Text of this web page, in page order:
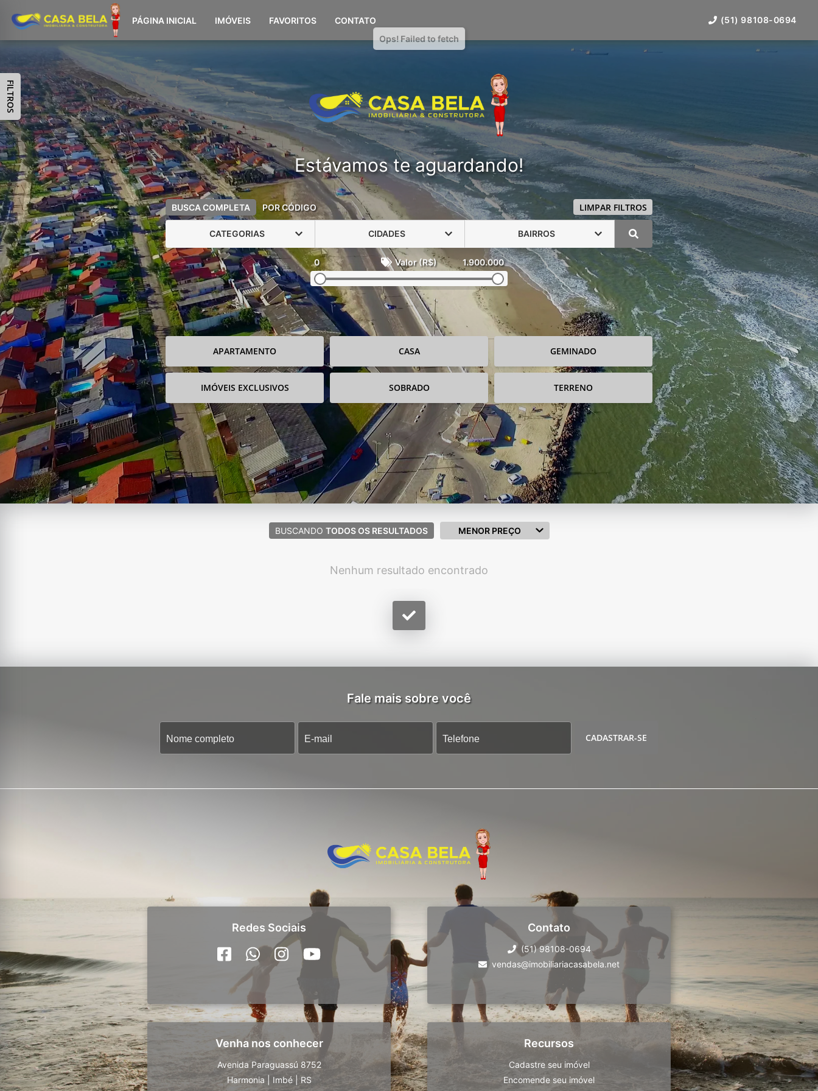
PÁGINA INICIAL IMÓVEIS FAVORITOS CONTATO (51) 98108-0694
Estávamos te aguardando!
BUSCA COMPLETA POR CÓDIGO LIMPAR FILTROS
CATEGORIAS CIDADES BAIRROS
0 Valor (R$) 1.900.000
APARTAMENTO CASA GEMINADO
IMÓVEIS EXCLUSIVOS SOBRADO TERRENO
FILTROS
BUSCANDO TODOS OS RESULTADOS MENOR PREÇO
Nenhum resultado encontrado
Fale mais sobre você
CADASTRAR-SE
Redes Sociais Contato
(51) 98108-0694
vendas@imobiliariacasabela.net
Venha nos conhecer
Avenida Paraguassú 8752
Harmonia
Imbé | RS
Recursos
Cadastre seu imóvel
Encomende seu imóvel